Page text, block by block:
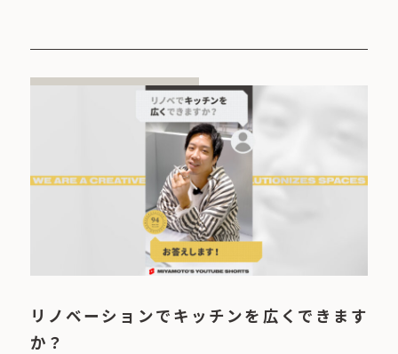
リノベーションでキッチンを広くできます
か？